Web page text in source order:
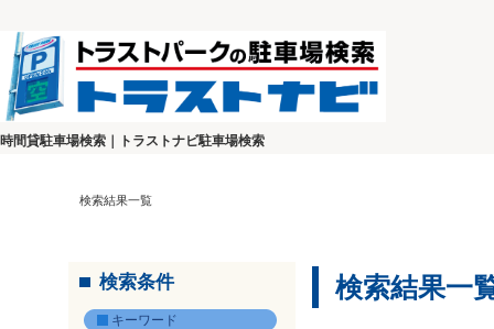
時間貸駐車場検索｜トラストナビ駐車場検索
検索結果一覧
検索条件
キーワード
検索結果一